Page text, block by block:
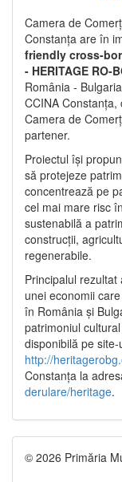
Camera de
Constanța are în
friendly cross-
- HERITAGE RO-
România -
CCINA
Camera de
partener.
Proiectul își
să protejeze
concentrează pe
cel mai mare risc
sustenabilă a
construcții,
regenerabile.
Principalul rezultat
unei economii
în România și
patrimoniul
disponibilă pe
http://
Constanța la
derulare/heritage.
© 2026 Primăria